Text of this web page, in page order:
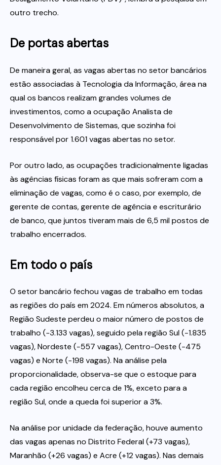
outro trecho.
De portas abertas
De maneira geral, as vagas abertas no setor bancários
estão associadas à Tecnologia da Informação, área na
qual os bancos realizam grandes volumes de
investimentos, como a ocupação Analista de
Desenvolvimento de Sistemas, que sozinha foi
responsável por 1.601 vagas abertas no setor.
Por outro lado, as ocupações tradicionalmente ligadas
às agências físicas foram as que mais sofreram com a
eliminação de vagas, como é o caso, por exemplo, de
gerente de contas, gerente de agência e escriturário
de banco, que juntos tiveram mais de 6,5 mil postos de
trabalho encerrados.
Em todo o país
O setor bancário fechou vagas de trabalho em todas
as regiões do país em 2024. Em números absolutos, a
Região Sudeste perdeu o maior número de postos de
trabalho (-3.133 vagas), seguido pela região Sul (-1.835
vagas), Nordeste (-557 vagas), Centro-Oeste (-475
vagas) e Norte (-198 vagas). Na análise pela
proporcionalidade, observa-se que o estoque para
cada região encolheu cerca de 1%, exceto para a
região Sul, onde a queda foi superior a 3%.
Na análise por unidade da federação, houve aumento
das vagas apenas no Distrito Federal (+73 vagas),
Maranhão (+26 vagas) e Acre (+12 vagas). Nas demais